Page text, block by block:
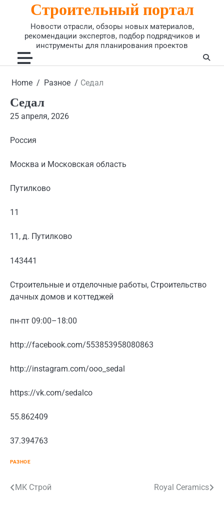
Строительный портал
Новости отрасли, обзоры новых материалов,
рекомендации экспертов, подбор подрядчиков и
инструменты для планирования проектов
Home Разное Седал
Седал
25 апреля, 2026
Россия
Москва и Московская область
Путилково
11
11, д. Путилково
143441
Строительные и отделочные работы, Строительство
дачных домов и коттеджей
пн-пт 09:00–18:00
http://facebook.com/553853958080863
http://instagram.com/ooo_sedal
https://vk.com/sedalco
55.862409
37.394763
РАЗНОЕ
Навигация
МК Строй Royal Ceramics